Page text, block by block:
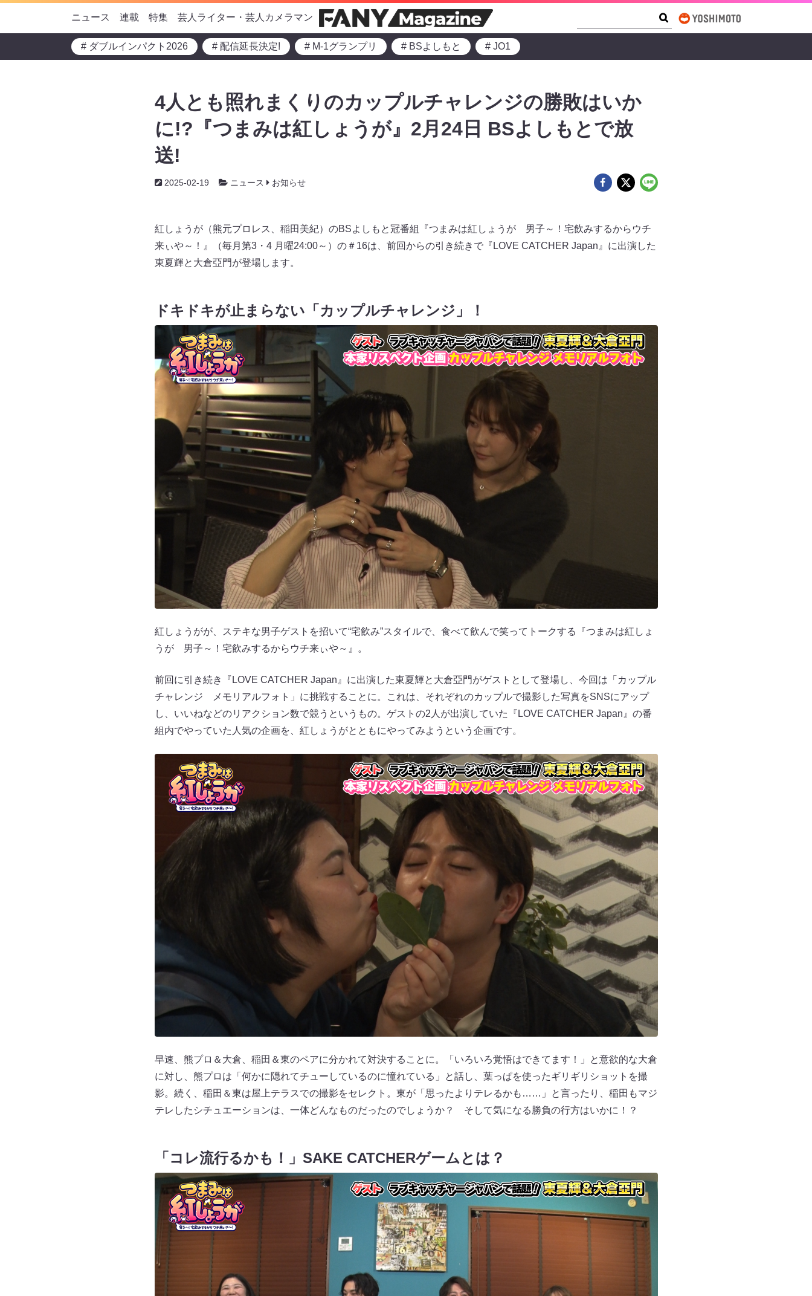
ニュース 連載 特集 芸人ライター・芸人カメラマン
# ダブルインパクト2026 # 配信延長決定! # M-1グランプリ # BSよしもと # JO1
4人とも照れまくりのカップルチャレンジの勝敗はいか
に!?『つまみは紅しょうが』2月24日 BSよしもとで放
送!
2025-02-19 ニュース お知らせ
紅しょうが（熊元プロレス、稲田美紀）のBSよしもと冠番組『つまみは紅しょうが 男子～！宅飲みするからウチ
来ぃや～！』（毎月第3・4 月曜24:00～）の＃16は、前回からの引き続きで『LOVE CATCHER Japan』に出演した
東夏輝と大倉亞門が登場します。
ドキドキが止まらない「カップルチャレンジ」！
紅しょうがが、ステキな男子ゲストを招いて“宅飲み”スタイルで、食べて飲んで笑ってトークする『つまみは紅しょ
うが 男子～！宅飲みするからウチ来ぃや～』。
前回に引き続き『LOVE CATCHER Japan』に出演した東夏輝と大倉亞門がゲストとして登場し、今回は「カップル
チャレンジ メモリアルフォト」に挑戦することに。これは、それぞれのカップルで撮影した写真をSNSにアップ
し、いいねなどのリアクション数で競うというもの。ゲストの2人が出演していた『LOVE CATCHER Japan』の番
組内でやっていた人気の企画を、紅しょうがとともにやってみようという企画です。
早速、熊プロ＆大倉、稲田＆東のペアに分かれて対決することに。「いろいろ覚悟はできてます！」と意欲的な大倉
に対し、熊プロは「何かに隠れてチューしているのに憧れている」と話し、葉っぱを使ったギリギリショットを撮
影。続く、稲田＆東は屋上テラスでの撮影をセレクト。東が「思ったよりテレるかも……」と言ったり、稲田もマジ
テレしたシチュエーションは、一体どんなものだったのでしょうか？ そして気になる勝負の行方はいかに！？
「コレ流行るかも！」SAKE CATCHERゲームとは？